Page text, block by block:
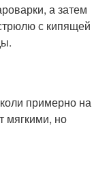
а затем
с кипящей
примерно на
мягкими, но